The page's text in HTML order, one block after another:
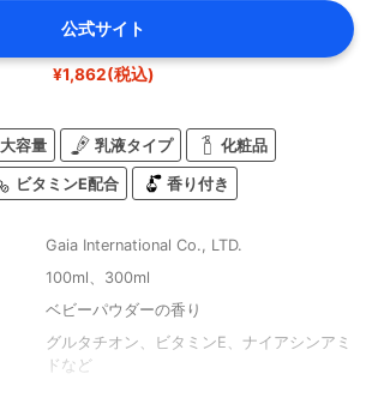
公式サイト
¥1,862(税込)
大容量 乳液タイプ 化粧品
ビタミンE配合 香り付き
Gaia International Co., LTD.
100ml、300ml
ベビーパウダーの香り
グルタチオン、ビタミンE、ナイアシンアミ
ドなど